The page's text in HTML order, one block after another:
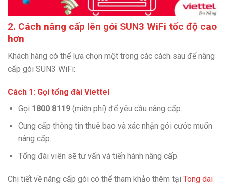
2. Cách nâng cấp lên gói SUN3 WiFi tốc độ cao
hơn
Khách hàng có thể lựa chọn một trong các cách sau để nâng
cấp gói SUN3 WiFi:
Cách 1: Gọi tổng đài Viettel
Gọi 1800 8119(miễn phí) để yêu cầu nâng cấp.
Cung cấp thông tin thuê bao và xác nhận gói cước muốn
nâng cấp.
Tổng đài viên sẽ tư vấn và tiến hành nâng cấp.
Chi tiết về nâng cấp gói có thể tham khảo thêm tại Tong dai